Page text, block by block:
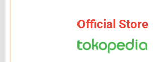
Official Store